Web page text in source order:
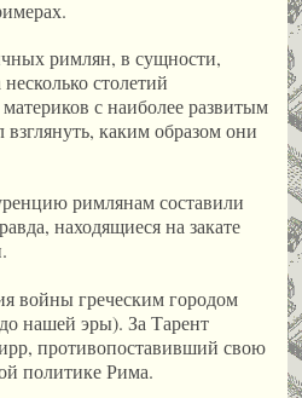
римлян, в сущности,
столетий
с наиболее развитым
каким образом они
римлянам составили
находящиеся на закате
войны греческим городом
нашей эры). За Тарент
противопоставивший свою
политике Рима.